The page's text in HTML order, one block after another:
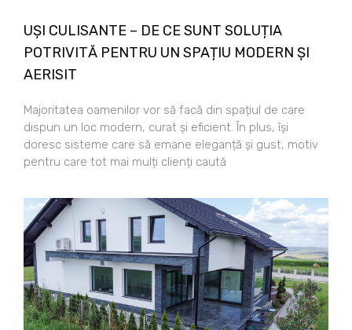
UȘI CULISANTE – DE CE SUNT SOLUȚIA
POTRIVITĂ PENTRU UN SPAȚIU MODERN ȘI
AERISIT
Majoritatea oamenilor vor să facă din spațiul de care
dispun un loc modern, curat și eficient. În plus, își
doresc sisteme care să emane eleganță și gust, motiv
pentru care tot mai mulți clienți caută